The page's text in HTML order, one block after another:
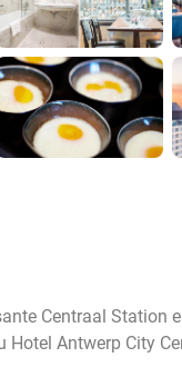
Centraal Station
Antwerp City